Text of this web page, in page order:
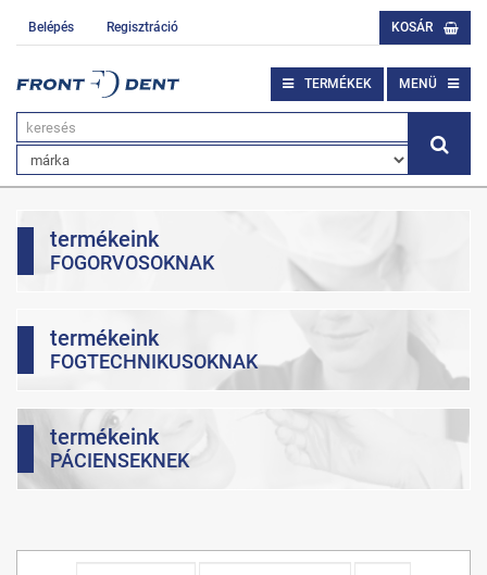
Belépés Regisztráció KOSÁR
TERMÉKEK MENÜ
termékeink
FOGORVOSOKNAK
termékeink
FOGTECHNIKUSOKNAK
termékeink
PÁCIENSEKNEK